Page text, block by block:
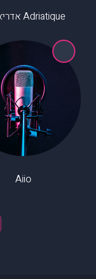
Adriatique אדריאטיק
Aiio